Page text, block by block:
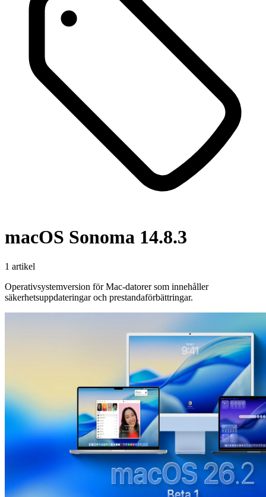
macOS Sonoma 14.8.3
1 artikel
Operativsystemversion för Mac-datorer som innehåller
säkerhetsuppdateringar och prestandaförbättringar.